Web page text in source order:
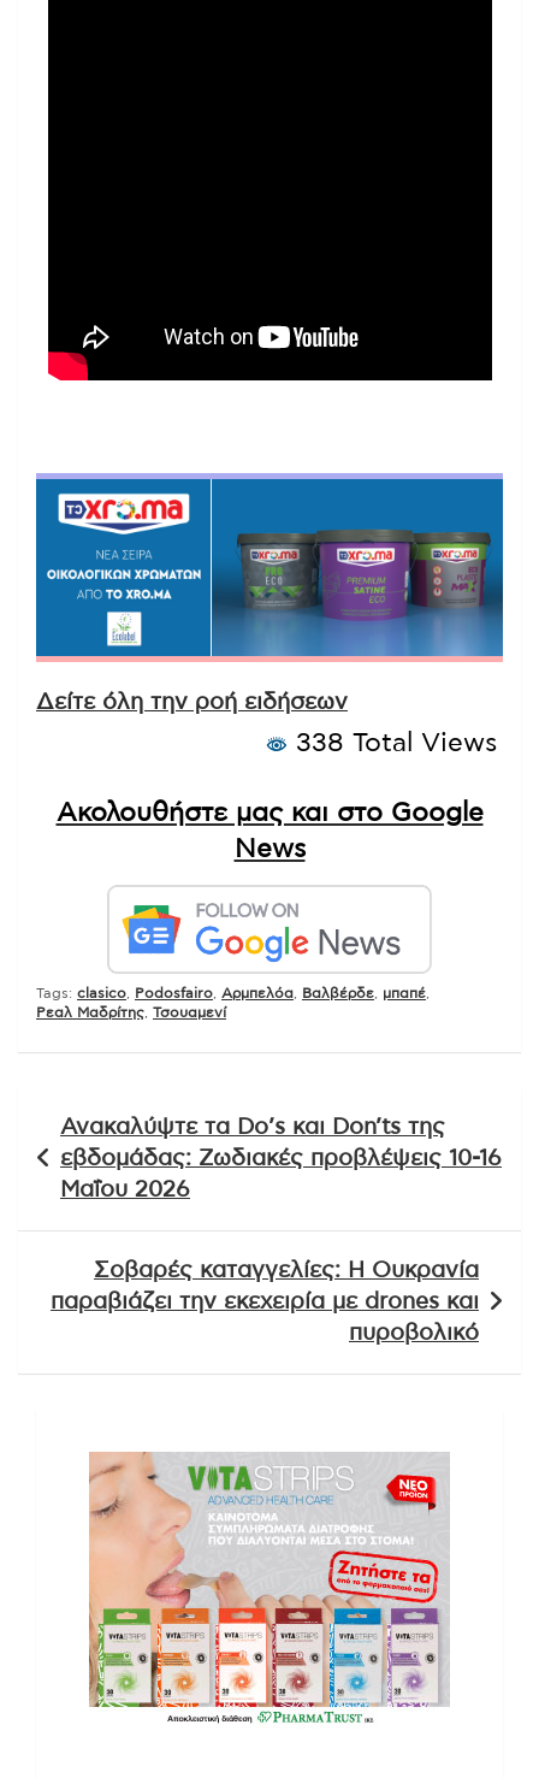
Δείτε όλη την ροή ειδήσεων
338 Total Views
Ακολουθήστε μας και στο Google
News
Tags: clasico Podosfairo Αρμπελόα Βαλβέρδε μπαπέ
Ρεαλ Μαδρίτης Τσουαμενί
άρθρων
Ανακαλύψτε τα Do’s και Don’ts της
εβδομάδας: Ζωδιακές προβλέψεις 10-16
Μαΐου 2026
Σοβαρές καταγγελίες: Η Ουκρανία
παραβιάζει την εκεχειρία με drones και
πυροβολικό